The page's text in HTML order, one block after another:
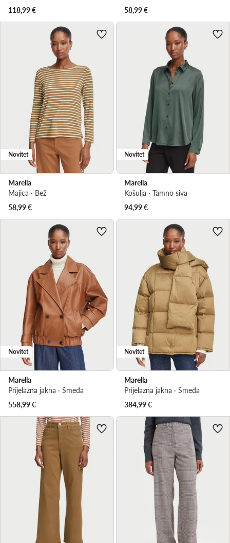
118,99€
58,99€
Novitet
Marella
Majica · Bež
58,99€
Novitet
Marella
Košulja · Tamno siva
94,99€
Novitet
Marella
Prijelazna jakna · Smeđa
558,99€
Novitet
Marella
Prijelazna jakna · Smeđa
384,99€